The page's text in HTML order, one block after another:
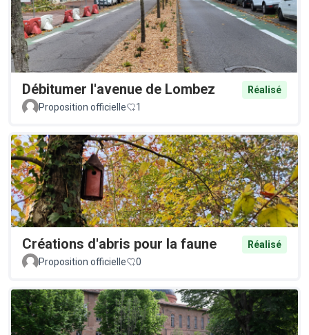
Débitumer l'avenue de Lombez
Réalisé
Proposition officielle
1
Créations d'abris pour la faune
Réalisé
Proposition officielle
0